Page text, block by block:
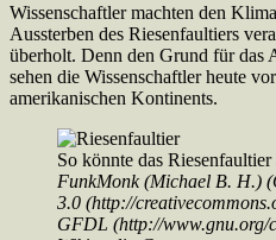
Wissenschaftler machten den
Aussterben des Riesenfaultiers
überholt. Denn den Grund für das
sehen die Wissenschaftler heute
amerikanischen Kontinents.
So könnte das Riesenfaultier
FunkMonk (Michael B. H.)
3.0 (http://
GFDL (http://www.gnu.org/